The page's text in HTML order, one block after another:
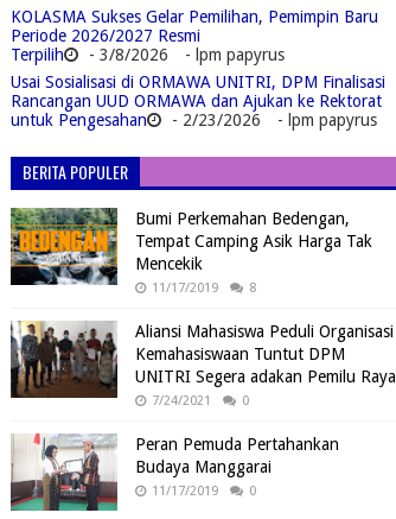
KOLASMA Sukses Gelar Pemilihan, Pemimpin Baru
Periode 2026/2027 Resmi
Terpilih
- 3/8/2026
- lpm papyrus
Usai Sosialisasi di ORMAWA UNITRI, DPM Finalisasi
Rancangan UUD ORMAWA dan Ajukan ke Rektorat
untuk Pengesahan
- 2/23/2026 - lpm papyrus
BERITA POPULER
Bumi Perkemahan Bedengan,
Tempat Camping Asik Harga Tak
Mencekik
11/17/2019 8
Aliansi Mahasiswa Peduli Organisasi
Kemahasiswaan Tuntut DPM
UNITRI Segera adakan Pemilu Raya
7/24/2021 0
Peran Pemuda Pertahankan
Budaya Manggarai
11/17/2019 0